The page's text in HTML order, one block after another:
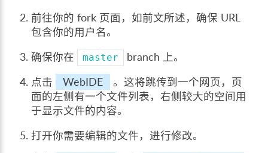
前往你的 fork 页面，如前文所述，确保 URL
包含你的用户名。
确保你在
master branch 上。
点击 WebIDE
。这将跳传到一个网页，页
面的左侧有一个文件列表，右侧较大的空间用
于显示文件的内容。
打开你需要编辑的文件，进行修改。